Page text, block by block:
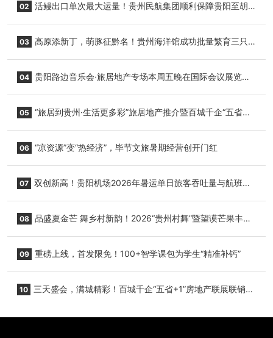
02 活鳗出口单次最大运量！贵州民航集团顺利保障贵阳至胡
03 高原添新丁，萌豚征黔名！贵州海洋馆成功批量繁育三只
04 贵阳路边音乐会·旅居地产专场本周五晚在国际会议展览中
05 “旅居到贵州·生活更多彩”旅居地产推介暨百城千企“五省
06 “凉资源”变“热经济”，毕节文旅暑期经营创开门红
07 双创新高！贵阳机场2026年暑运单日旅客吞吐量与航班起
08 品盛夏金芒 舞乡村新韵！2026“贵州村舞”暨望谟芒果丰收
09 重磅上线，首发限免！100+智学课包为学生“精准补钙”
10 三天盛会，满城精彩！百城千企“五省+1”房地产联展联销活